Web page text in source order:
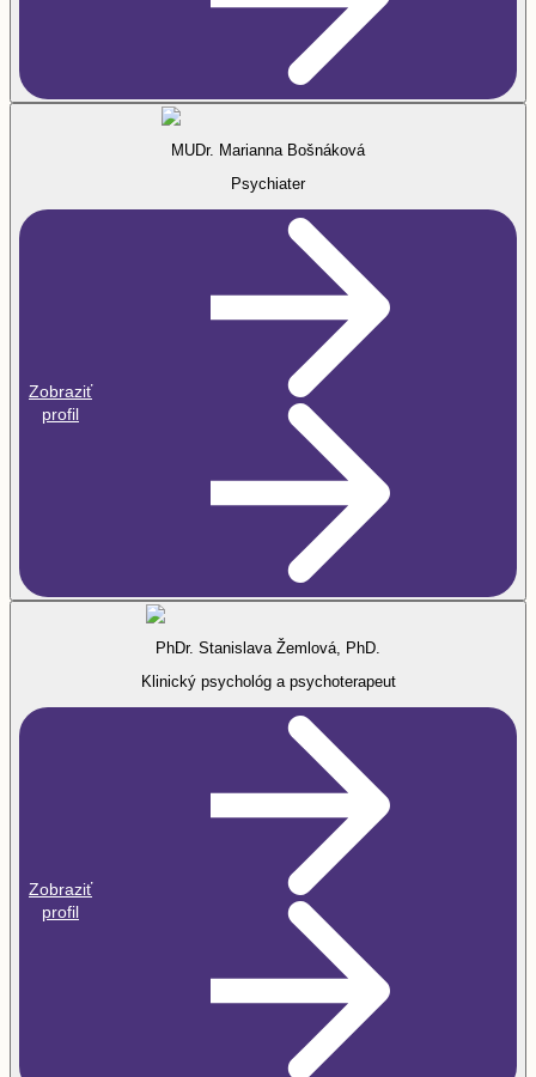
MUDr. Marianna Bošnáková
Psychiater
Zobraziť
profil
PhDr. Stanislava Žemlová, PhD.
Klinický psychológ a psychoterapeut
Zobraziť
profil